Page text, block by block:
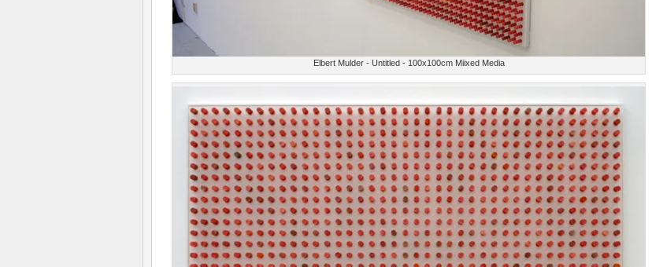
Elbert Mulder - Untitled - 100x100cm Miixed Media